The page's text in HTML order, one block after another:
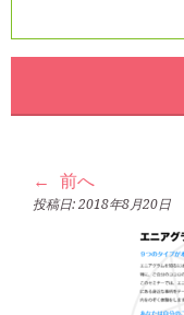
前へ
投稿日:2018年8月20日